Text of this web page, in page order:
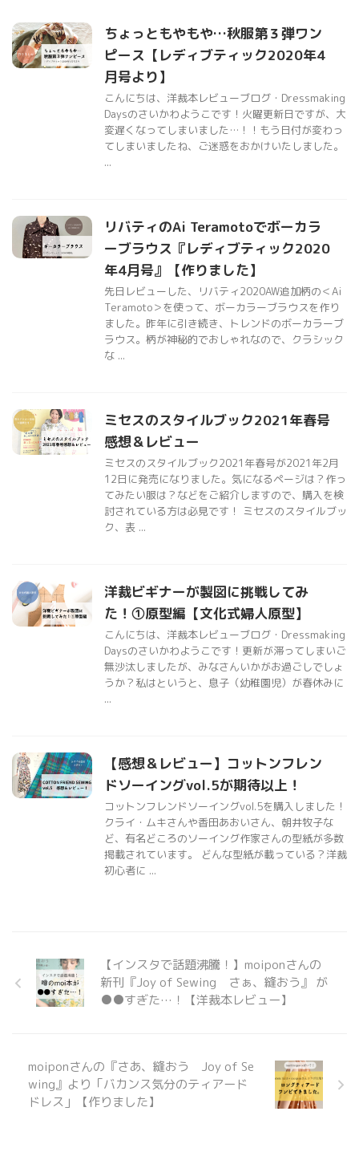
ちょっともやもや…秋服第３弾ワン
ピース【レディブティック2020年4
月号より】
こんにちは、洋裁本レビューブログ・Dressmaking
Daysのさいかわようこです！火曜更新日ですが、大
変遅くなってしまいました…！！もう日付が変わっ
てしまいましたね、ご迷惑をおかけいたしました。
...
リバティのAi Teramotoでボーカラ
ーブラウス『レディブティック2020
年4月号』【作りました】
先日レビューした、リバティ2020AW追加柄の＜Ai
Teramoto＞を使って、ボーカラーブラウスを作り
ました。昨年に引き続き、トレンドのボーカラーブ
ラウス。柄が神秘的でおしゃれなので、クラシック
な ...
ミセスのスタイルブック2021年春号
感想＆レビュー
ミセスのスタイルブック2021年春号が2021年2月
12日に発売になりました。気になるページは？作っ
てみたい服は？などをご紹介しますので、購入を検
討されている方は必見です！ ミセスのスタイルブッ
ク、表 ...
洋裁ビギナーが製図に挑戦してみ
た！①原型編【文化式婦人原型】
こんにちは、洋裁本レビューブログ・Dressmaking
Daysのさいかわようこです！更新が滞ってしまいご
無沙汰しましたが、みなさんいかがお過ごしでしょ
うか？私はというと、息子（幼稚園児）が春休みに
...
【感想＆レビュー】コットンフレン
ドソーイングvol.5が期待以上！
コットンフレンドソーイングvol.5を購入しました！
クライ・ムキさんや香田あおいさん、朝井牧子な
ど、有名どころのソーイング作家さんの型紙が多数
掲載されています。 どんな型紙が載っている？洋裁
初心者に ...
【インスタで話題沸騰！】moiponさんの
新刊『Joy of Sewing さぁ、縫おう』 が
●●すぎた…！【洋裁本レビュー】
moiponさんの『さあ、縫おう Joy of Se
wing』より「バカンス気分のティアード
ドレス」【作りました】